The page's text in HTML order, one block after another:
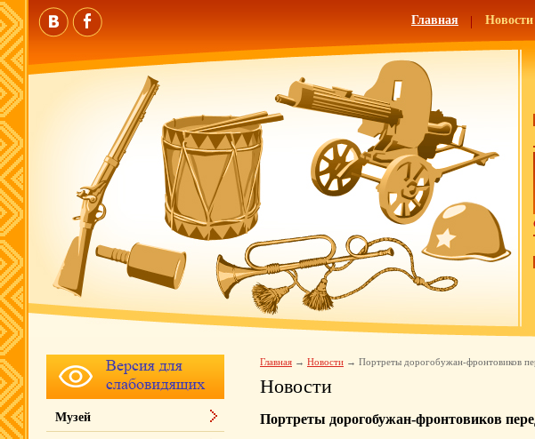
Главная Новости
Главная Новости Портреты дорогобужан-фронтовиков
Новости
Портреты дорогобужан-фронтовиков
Музей